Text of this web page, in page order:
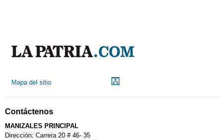
Mapa del sitio
Contáctenos
MANIZALES PRINCIPAL
Dirección: Carrera 20 # 46- 35